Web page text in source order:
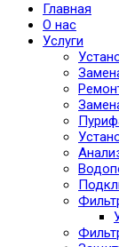
Главная
О нас
Услуги